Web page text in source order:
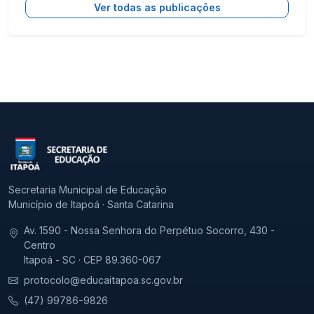
Ver todas as publicações
Secretaria Municipal de Educação
Município de Itapoá · Santa Catarina
Av. 1590 - Nossa Senhora do Perpétuo Socorro, 430 -
Centro
Itapoá - SC · CEP 89.360-067
protocolo@educaitapoa.sc.gov.br
(47) 99786-9826